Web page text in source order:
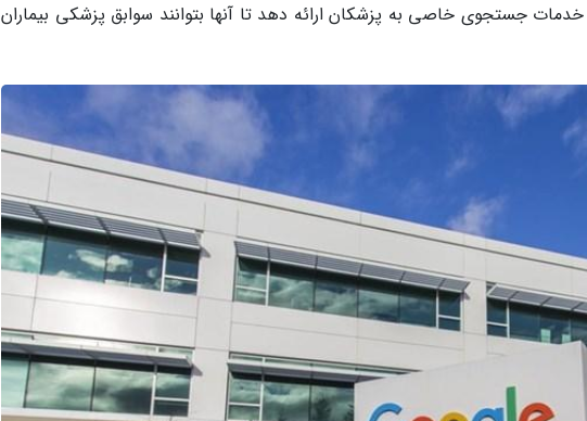
جستجوی خاصی به پزشکان ارائه دهد تا آنها بتوانند سوابق پزشکی بیماران